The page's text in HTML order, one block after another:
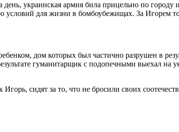
украинская армия била прицельно по городу
для жизни в бомбоубежищах. За Игорем
дом которых был частично разрушен в
гуманитарщик с подопечными выехал на
сидят за то, что не бросили своих